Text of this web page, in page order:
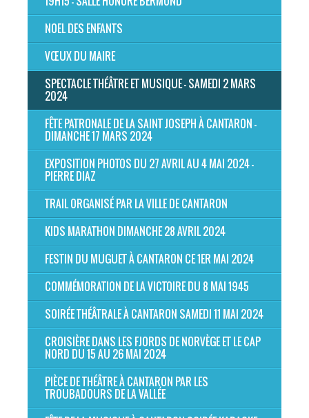
NOEL DES ENFANTS
VŒUX DU MAIRE
SPECTACLE THÉÂTRE ET MUSIQUE - SAMEDI 2 MARS
2024
FÊTE PATRONALE DE LA SAINT JOSEPH À CANTARON -
DIMANCHE 17 MARS 2024
EXPOSITION PHOTOS DU 27 AVRIL AU 4 MAI 2024 -
PIERRE DIAZ
TRAIL ORGANISÉ PAR LA VILLE DE CANTARON
KIDS MARATHON DIMANCHE 28 AVRIL 2024
FESTIN DU MUGUET À CANTARON CE 1ER MAI 2024
COMMÉMORATION DE LA VICTOIRE DU 8 MAI 1945
SOIRÉE THÉÂTRALE À CANTARON SAMEDI 11 MAI 2024
CROISIÈRE DANS LES FJORDS DE NORVÈGE ET LE CAP
NORD DU 15 AU 26 MAI 2024
PIÈCE DE THÉÂTRE À CANTARON PAR LES
TROUBADOURS DE LA VALLÉE